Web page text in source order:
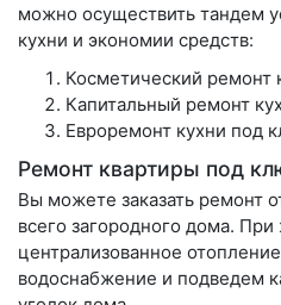
можно осуществить тандем
кухни и экономии средств:
Косметический ремонт
Капитальный ремонт
Евроремонт кухни под
Ремонт квартиры под
Вы можете заказать ремонт
всего загородного дома.
централизованное
водоснабжение и подведем